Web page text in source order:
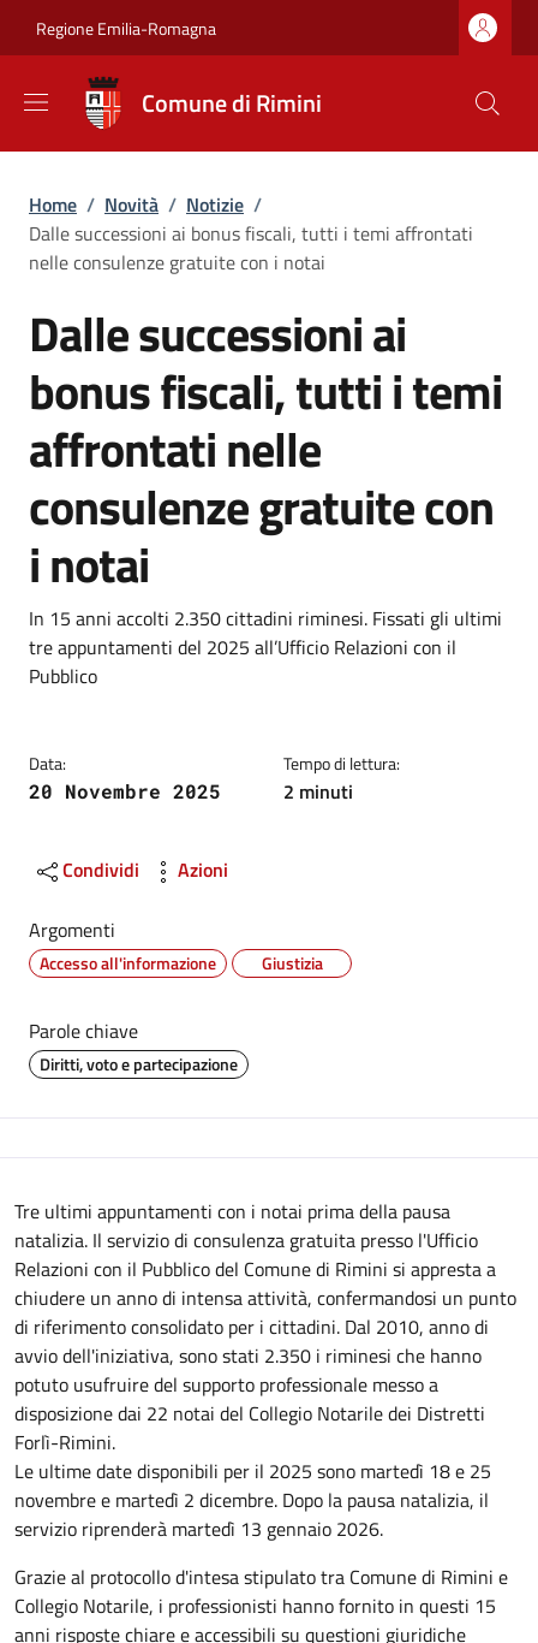
Regione Emilia-Romagna
Comune di Rimini
Briciole di pane
Home / Novità / Notizie /
Dalle successioni ai bonus fiscali, tutti i temi affrontati
nelle consulenze gratuite con i notai
Dalle successioni ai
bonus fiscali, tutti i temi
affrontati nelle
consulenze gratuite con
i notai
Dettagli
Descrizione breve
In 15 anni accolti 2.350 cittadini riminesi. Fissati gli ultimi
tre appuntamenti del 2025 all’Ufficio Relazioni con il
Pubblico
Data:
20 Novembre 2025
Tempo di lettura:
2 minuti
Condividi Azioni
Argomenti
Accesso all'informazione Giustizia
Parole chiave
Diritti, voto e partecipazione
Descrizione
Tre ultimi appuntamenti con i notai prima della pausa
natalizia. Il servizio di consulenza gratuita presso l'Ufficio
Relazioni con il Pubblico del Comune di Rimini si appresta a
chiudere un anno di intensa attività, confermandosi un punto
di riferimento consolidato per i cittadini. Dal 2010, anno di
avvio dell'iniziativa, sono stati 2.350 i riminesi che hanno
potuto usufruire del supporto professionale messo a
disposizione dai 22 notai del Collegio Notarile dei Distretti
Forlì-Rimini.
Le ultime date disponibili per il 2025 sono martedì 18 e 25
novembre e martedì 2 dicembre. Dopo la pausa natalizia, il
servizio riprenderà martedì 13 gennaio 2026.
Grazie al protocollo d'intesa stipulato tra Comune di Rimini e
Collegio Notarile, i professionisti hanno fornito in questi 15
anni risposte chiare e accessibili su questioni giuridiche